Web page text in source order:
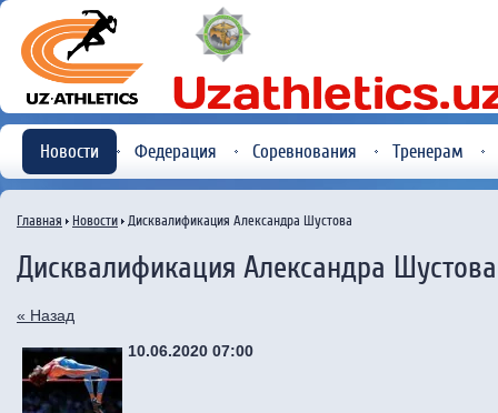
Новости Федерация Соревнования Тренерам
Главная Новости Дисквалификация Александра Шустова
Дисквалификация Александра Шустова
« Назад
10.06.2020 07:00